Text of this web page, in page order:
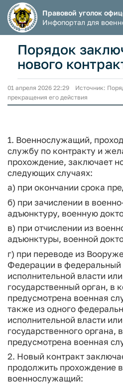
Правовой уголок
Инфопортал для
Порядок
нового
01 апреля 2026 22:29 Источник:
прекращения его действия
1. Военнослужащий,
службу по контракту и
прохождение, заключает
следующих случаях:
а) при окончании срока
б) при зачислении в
адъюнктуру, военную
в) при отчислении из
адъюнктуры, военной
г) при переводе из
Федерации в федеральный
исполнительной власти
государственный орган, в
предусмотрена военная
также из одного
исполнительной власти
государственного органа,
предусмотрена военная
2. Новый контракт
продолжить прохождение
военнослужащий: